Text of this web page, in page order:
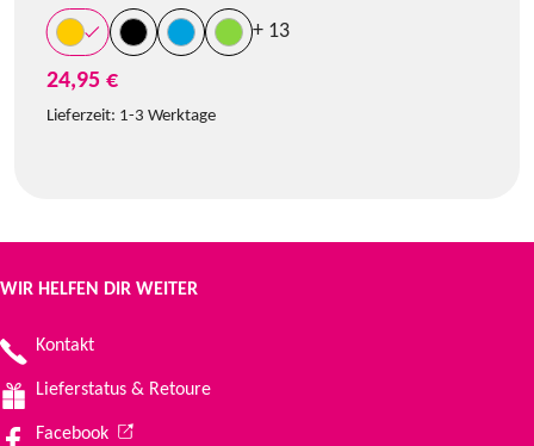
+ 13
24,95 €
Lieferzeit: 1-3 Werktage
WIR HELFEN DIR WEITER
Kontakt
Lieferstatus & Retoure
Facebook(Wird in einem neuen Tab geöffnet)